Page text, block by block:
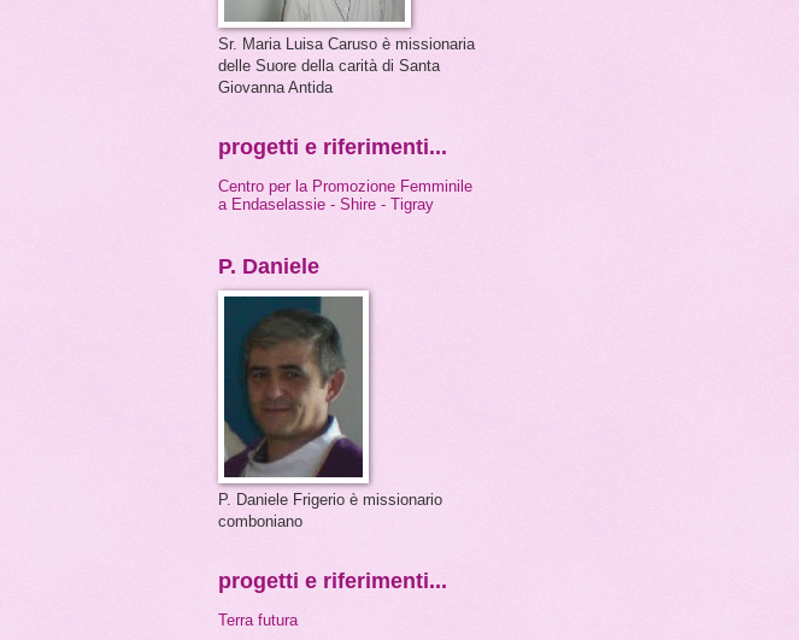
Sr. Maria Luisa Caruso è missionaria
delle Suore della carità di Santa
Giovanna Antida
progetti e riferimenti...
Centro per la Promozione Femminile
a Endaselassie - Shire - Tigray
P. Daniele
P. Daniele Frigerio è missionario
comboniano
progetti e riferimenti...
Terra futura